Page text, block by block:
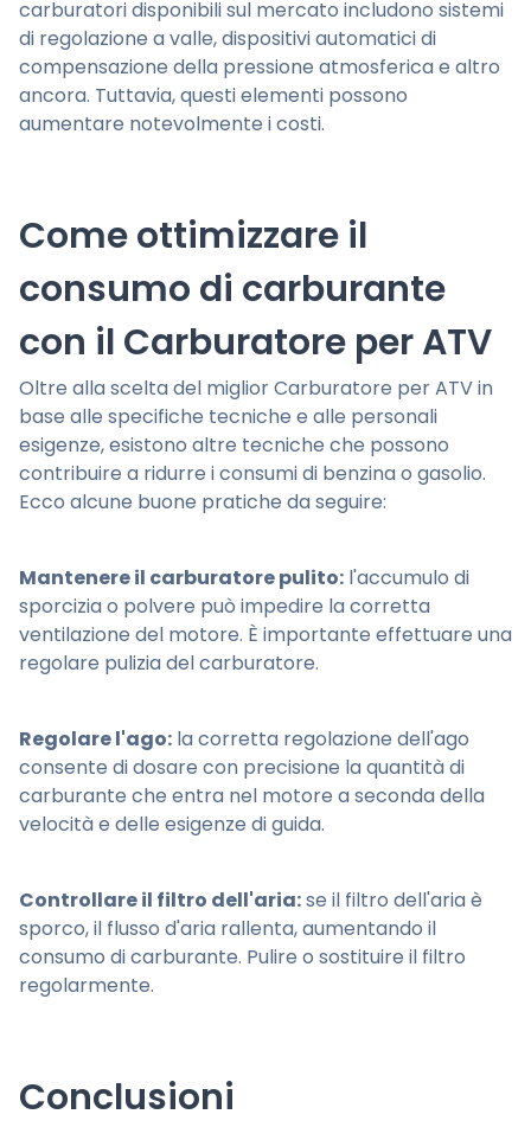
carburatori disponibili sul mercato includono sistemi
di regolazione a valle, dispositivi automatici di
compensazione della pressione atmosferica e altro
ancora. Tuttavia, questi elementi possono
aumentare notevolmente i costi.
Come ottimizzare il
consumo di carburante
con il Carburatore per ATV
Oltre alla scelta del miglior Carburatore per ATV in
base alle specifiche tecniche e alle personali
esigenze, esistono altre tecniche che possono
contribuire a ridurre i consumi di benzina o gasolio.
Ecco alcune buone pratiche da seguire:
Mantenere il carburatore pulito: l'accumulo di
sporcizia o polvere può impedire la corretta
ventilazione del motore. È importante effettuare una
regolare pulizia del carburatore.
Regolare l'ago: la corretta regolazione dell'ago
consente di dosare con precisione la quantità di
carburante che entra nel motore a seconda della
velocità e delle esigenze di guida.
Controllare il filtro dell'aria:se il filtro dell'aria è
sporco, il flusso d'aria rallenta, aumentando il
consumo di carburante. Pulire o sostituire il filtro
regolarmente.
Conclusioni